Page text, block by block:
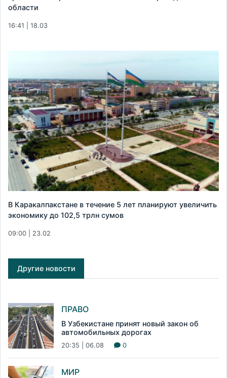
области
16:41 | 18.03
В Каракалпакстане в течение 5 лет планируют увеличить
экономику до 102,5 трлн сумов
09:00 | 23.02
Другие новости
ПРАВО
В Узбекистане принят новый закон об
автомобильных дорогах
20:35 | 06.08 0
МИР